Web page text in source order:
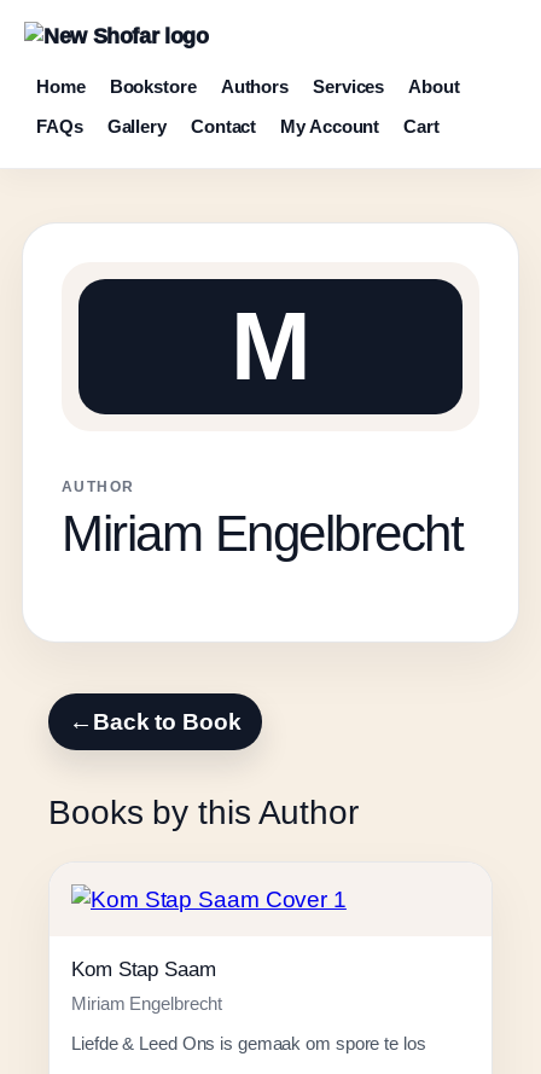
Home Bookstore Authors Services
About
FAQs
Gallery Contact My Account Cart
M
AUTHOR
Miriam Engelbrecht
← Back to Book
Books by this Author
Kom Stap Saam
Miriam Engelbrecht
Liefde & Leed Ons is gemaak om spore te los